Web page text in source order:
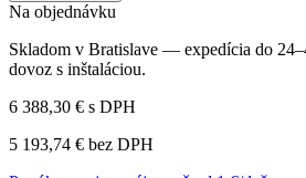
Na objednávku
Skladom v Bratislave — expedícia do
dovoz s inštaláciou.
6 388,30 € s DPH
5 193,74 € bez DPH